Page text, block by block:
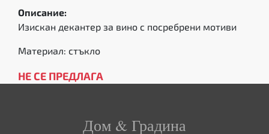
Описание:
Изискан декантер за вино с посребрени мотиви
Материал: стъкло
НЕ СЕ ПРЕДЛАГА
Дом & Градина